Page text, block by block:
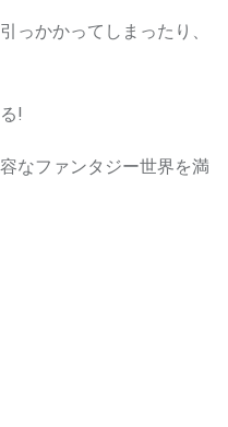
っかかってしまったり、
!
なファンタジー世界を満